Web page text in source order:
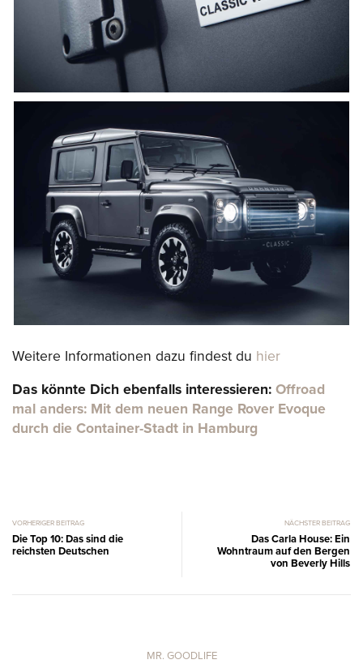
Weitere Informationen dazu findest du hier
Das könnte Dich ebenfalls interessieren: Offroad
mal anders: Mit dem neuen Range Rover Evoque
durch die Container-Stadt in Hamburg
VORHERIGER BEITRAG
Die Top 10: Das sind die
reichsten Deutschen
NÄCHSTER BEITRAG
Das Carla House: Ein
Wohntraum auf den Bergen
von Beverly Hills
MR. GOODLIFE